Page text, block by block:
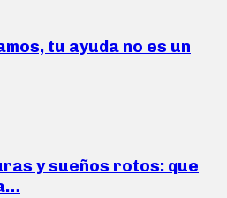
tu ayuda no es un
y sueños rotos: que